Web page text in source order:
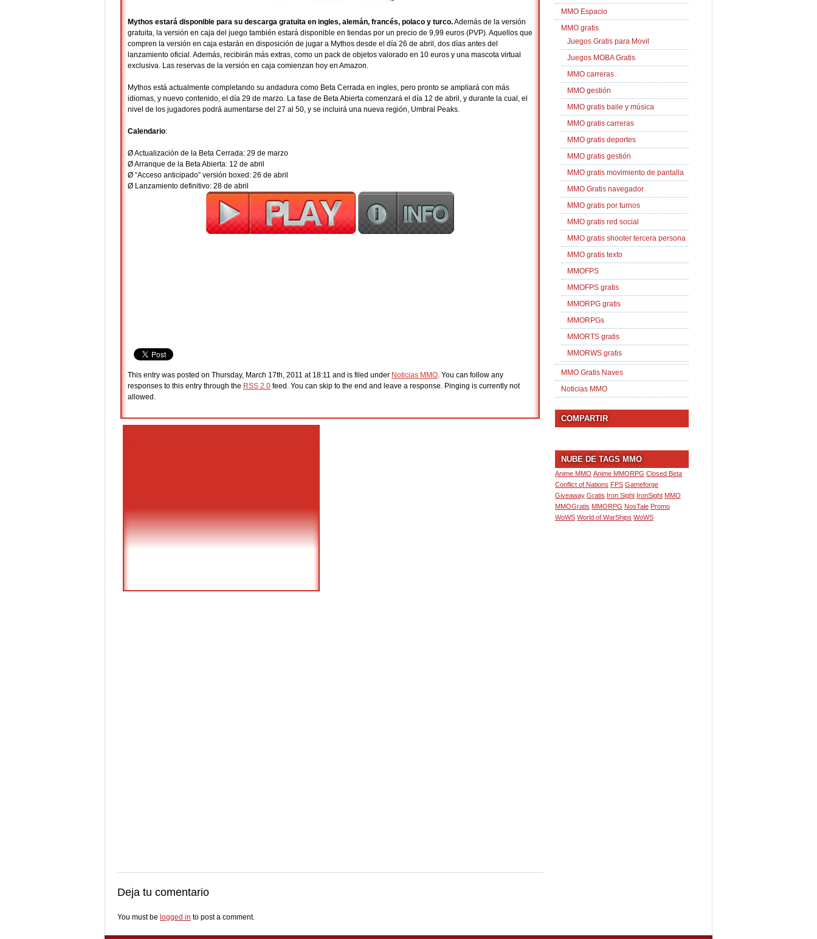
Mythos estará disponible para su descarga gratuita en ingles, alemán, francés, polaco y turco.Además de la versión
gratuita, la versión en caja del juego también estará disponible en tiendas por un precio de 9,99 euros (PVP). Aquellos que
compren la versión en caja estarán en disposición de jugar a Mythos desde el día 26 de abril, dos días antes del
lanzamiento oficial. Además, recibirán más extras, como un pack de objetos valorado en 10 euros y una mascota virtual
exclusiva. Las reservas de la versión en caja comienzan hoy en Amazon.
Mythos está actualmente completando su andadura como Beta Cerrada en ingles, pero pronto se ampliará con más
idiomas, y nuevo contenido, el día 29 de marzo. La fase de Beta Abierta comenzará el día 12 de abril, y durante la cual, el
nivel de los jugadores podrá aumentarse del 27 al 50, y se incluirá una nueva región, Umbral Peaks.
Calendario:
Ø Actualización de la Beta Cerrada: 29 de marzo
Ø Arranque de la Beta Abierta: 12 de abril
Ø “Acceso anticipado” versión boxed: 26 de abril
Ø Lanzamiento definitivo: 28 de abril
This entry was posted on Thursday, March 17th, 2011 at 18:11 and is filed under Noticias MMO. You can follow any
responses to this entry through the RSS 2.0 feed. You can skip to the end and leave a response. Pinging is currently not
allowed.
Deja tu comentario
You must be logged in to post a comment.
MMO Espacio
MMO gratis
Juegos Gratis para Movil
Juegos MOBA Gratis
MMO carreras
MMO gestión
MMO gratis baile y música
MMO gratis carreras
MMO gratis deportes
MMO gratis gestión
MMO gratis movimiento de pantalla
MMO Gratis navegador
MMO gratis por turnos
MMO gratis red social
MMO gratis shooter tercera persona
MMO gratis texto
MMOFPS
MMOFPS gratis
MMORPG gratis
MMORPGs
MMORTS gratis
MMORWS gratis
MMO Gratis Naves
Noticias MMO
COMPARTIR
NUBE DE TAGS MMO
Anime MMO Anime MMORPG Closed Beta
Conflict of Nations FPS Gameforge
Giveaway Gratis Iron Sight IronSight MMO
MMOGratis MMORPG NosTale Promo
WoWS World of WarShips WoWS